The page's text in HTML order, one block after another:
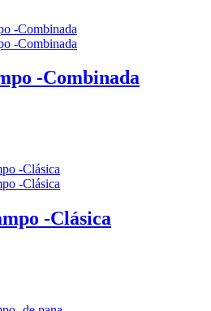
-Combinada
-Clásica